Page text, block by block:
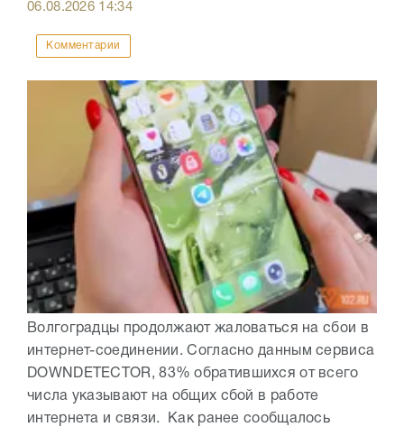
06.08.2026 14:34
Комментарии
Волгоградцы продолжают жаловаться на сбои в
интернет-соединении. Согласно данным сервиса
DOWNDETECTOR, 83% обратившихся от всего
числа указывают на общих сбой в работе
интернета и связи. Как ранее сообщалось